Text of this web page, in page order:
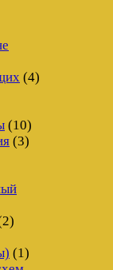
(4)
(10)
(3)
(1)